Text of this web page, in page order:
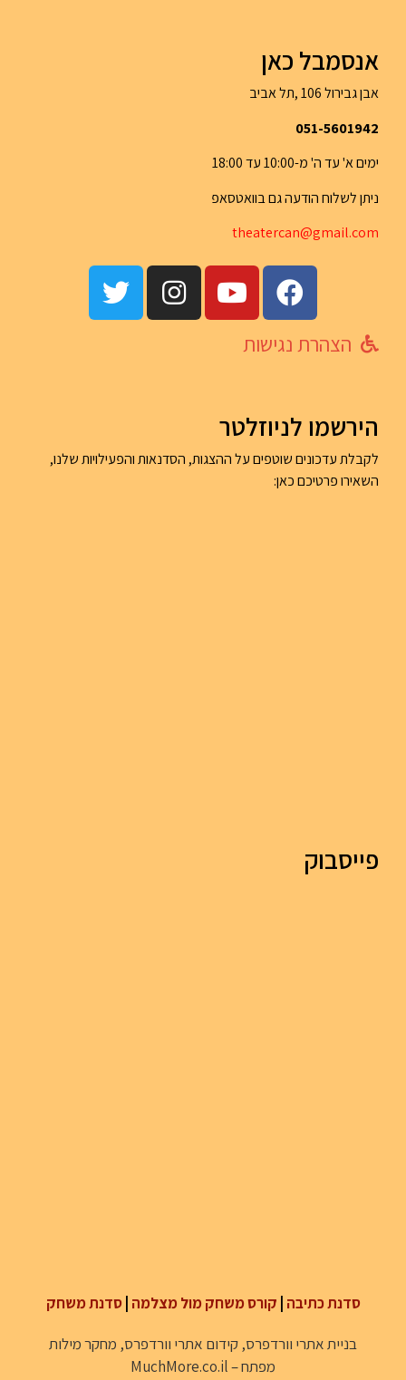
אנסמבל כאן
אבן גבירול 106 ,תל אביב
051-5601942
ימים א' עד ה' מ-10:00 עד 18:00
ניתן לשלוח הודעה גם בוואטסאפ
theatercan@gmail.com
הצהרת נגישות
הירשמו לניוזלטר
לקבלת עדכונים שוטפים על ההצגות, הסדנאות והפעילויות שלנו,
השאירו פרטיכם כאן:
פייסבוק
סדנת כתיבה | קורס משחק מול מצלמה |סדנת משחק
בניית אתרי וורדפרס, קידום אתרי וורדפרס, מחקר מילות
מפתח–
MuchMore.co.il